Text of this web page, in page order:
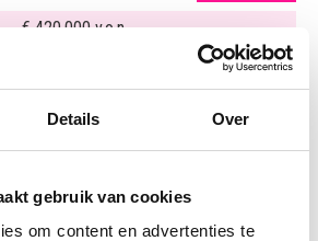
Details Over
gebruik van cookies
om content en advertenties te
€ 420.000 v.o.n.